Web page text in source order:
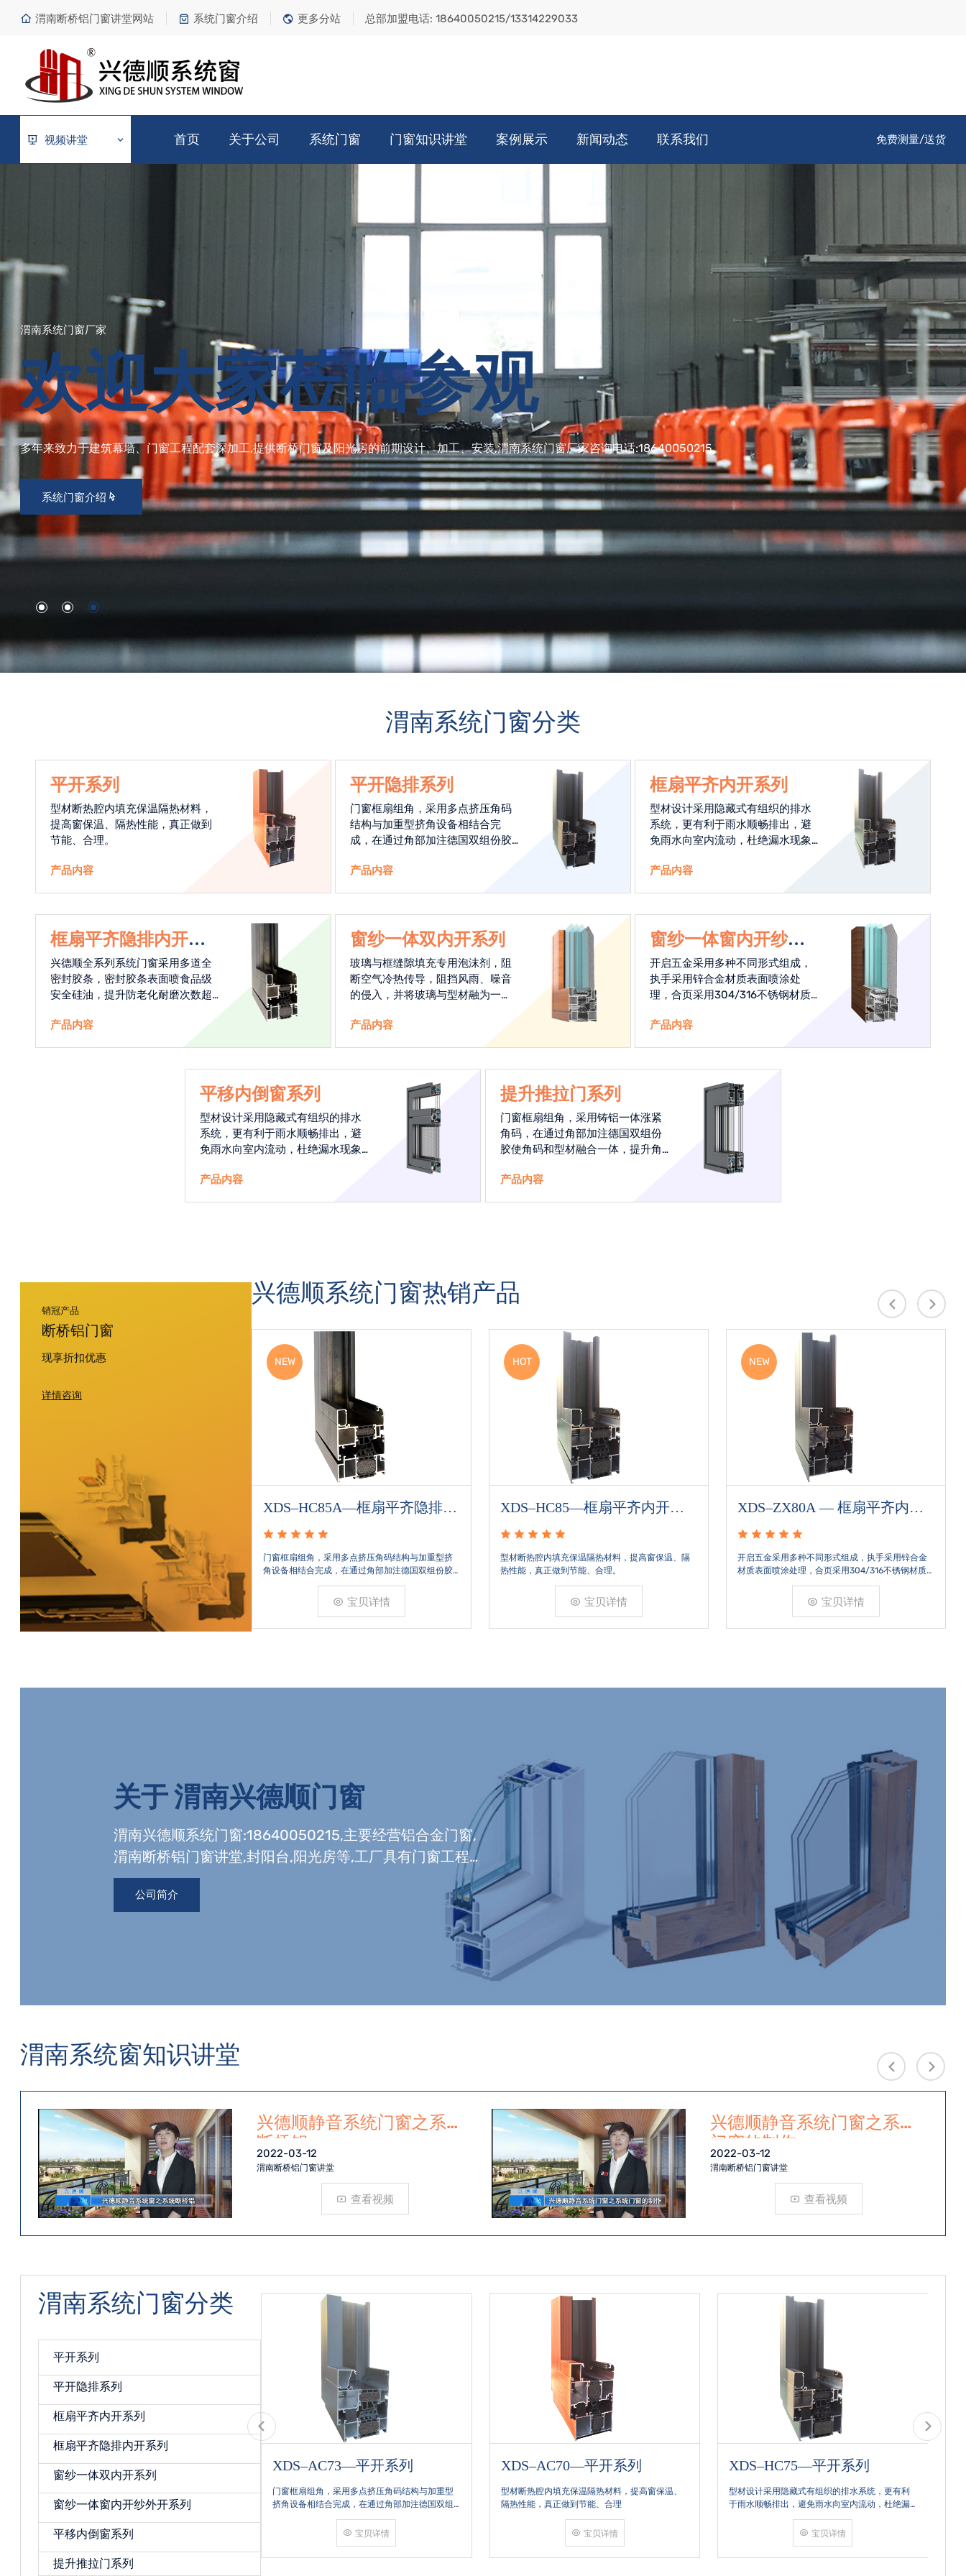
渭南断桥铝门窗讲堂网站 系统门窗介绍 更多分站 总部加盟电话: 18640050215/13314229033
视频讲堂 首页 关于公司 系统门窗 门窗知识讲堂 案例展示 新闻动态 联系我们 免费测量/送货
渭南系统门窗厂家
欢迎大家莅临参观
多年来致力于建筑幕墙、门窗工程配套深加工,提供断桥门窗及阳光房的前期设计、加工、安装,渭南系统门窗厂家咨询电话:18640050215
系统门窗介绍
渭南系统门窗分类
平开系列
型材断热腔内填充保温隔热材料，
提高窗保温、隔热性能，真正做到
节能、合理。
产品内容
平开隐排系列
门窗框扇组角，采用多点挤压角码
结构与加重型挤角设备相结合完
成，在通过角部加注德国双组份胶
强度，促使窗使用寿命提升5-10
省30%的能源。真正做到有温度的
窗。
产品内容
框扇平齐内开系列
型材设计采用隐藏式有组织的排水
系统，更有利于雨水顺畅排出，避
免雨水向室内流动，杜绝漏水现象
产品内容
框扇平齐隐排内开系
列
兴德顺全系列系统门窗采用多道全
密封胶条，密封胶条表面喷食品级
安全硅油，提升防老化耐磨次数超
粘接技术或一体焊接技术，有效提
产品内容
窗纱一体双内开系列
玻璃与框缝隙填充专用泡沫剂，阻
断空气冷热传导，阻挡风雨、噪音
的侵入，并将玻璃与型材融为一
窗保温性能，安全密封性能。
产品内容
窗纱一体窗内开纱外
开系列
开启五金采用多种不同形式组成，
执手采用锌合金材质表面喷涂处
理，合页采用304/316不锈钢材质
达到5万次以上。
产品内容
平移内倒窗系列
型材设计采用隐藏式有组织的排水
系统，更有利于雨水顺畅排出，避
免雨水向室内流动，杜绝漏水现象
产品内容
提升推拉门系列
门窗框扇组角，采用铸铝一体涨紧
角码，在通过角部加注德国双组份
胶使角码和型材融合一体，提升角
倍。
产品内容
销冠产品
断桥铝门窗
现享折扣优惠
详情咨询
兴德顺系统门窗热销产品
HOT
XDS–CHC100—窗纱一体双内
开系列
型材设计采用隐藏式有组织的排水系统，更有利于
雨水顺畅排出，避免雨水向室内流动，杜绝漏水现
宝贝详情
NEW
XDS–HC85A—框扇平齐隐排内
开系列
门窗框扇组角，采用多点挤压角码结构与加重型挤
角设备相结合完成，在通过角部加注德国双组份胶
使角码和型材融合一体，提升角部强度，促使窗使
用寿命提升5-10倍。避免窗扇掉角现象发生，杜绝
风雨的侵入，将室内温
宝贝详情
HOT
XDS–HC85—框扇平齐内开系
列
型材断热腔内填充保温隔热材料，提高窗保温、隔
热性能，真正做到节能、合理。
宝贝详情
NEW
XDS–ZX80A — 框扇平齐内开
系列
开启五金采用多种不同形式组成，执手采用锌合金
材质表面喷涂处理，合页采用304/316不锈钢材质
防止产品锈蚀，经久耐用开启次数达到5万次以上。
宝贝详情
关于渭南兴德顺门窗
渭南兴德顺系统门窗:18640050215,主要经营铝合金门窗,
渭南断桥铝门窗讲堂,封阳台,阳光房等,工厂具有门窗工程
资质,玻璃幕墙工程资质,有门窗组装生产线,及中空玻璃生
产线。
公司简介
渭南系统窗知识讲堂
兴德顺静音系统门窗之系统
断桥铝
2022-03-12
渭南断桥铝门窗讲堂
查看视频
兴德顺静音系统门窗之系统
门窗的制作
2022-03-12
渭南断桥铝门窗讲堂
查看视频
渭南系统门窗分类
平开系列
平开隐排系列
框扇平齐内开系列
框扇平齐隐排内开系列
窗纱一体双内开系列
窗纱一体窗内开纱外开系列
平移内倒窗系列
提升推拉门系列
XDS–ZX8090 — 平开系列
兴德顺全系列产品采用多道全密封胶条，密封胶
条表面喷食品级安全硅油，提升防老化耐磨次数
一体焊接技术，有效提升胶条角部密封
宝贝详情
XDS–AC73—平开系列
门窗框扇组角，采用多点挤压角码结构与加重型
挤角设备相结合完成，在通过角部加注德国双组
使窗使用寿命提升5-10倍。避免窗扇掉角现象发
宝贝详情
XDS–AC70—平开系列
型材断热腔内填充保温隔热材料，提高窗保温、
隔热性能，真正做到节能、合理
宝贝详情
XDS–HC75—平开系列
型材设计采用隐藏式有组织的排水系统，更有利
于雨水顺畅排出，避免雨水向室内流动，杜绝漏
宝贝详情